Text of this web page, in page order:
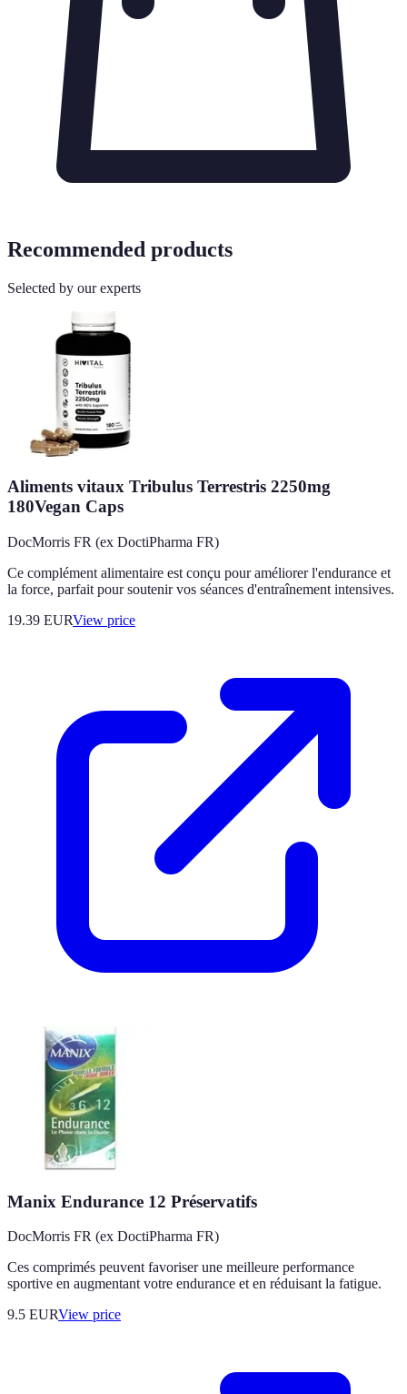
Recommended products
Selected by our experts
Aliments vitaux Tribulus Terrestris 2250mg
180Vegan Caps
DocMorris FR (ex DoctiPharma FR)
Ce complément alimentaire est conçu pour améliorer l'endurance et
la force, parfait pour soutenir vos séances d'entraînement intensives.
19.39 EURView price
Manix Endurance 12 Préservatifs
DocMorris FR (ex DoctiPharma FR)
Ces comprimés peuvent favoriser une meilleure performance
sportive en augmentant votre endurance et en réduisant la fatigue.
9.5 EURView price